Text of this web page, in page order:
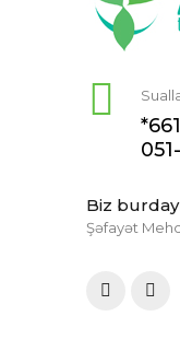
Biz
Şəfayət